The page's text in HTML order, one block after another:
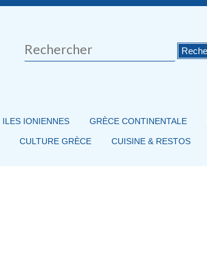
Rechercher
ILES IONIENNES GRÈCE CONTINENTALE
CULTURE GRÈCE CUISINE & RESTOS